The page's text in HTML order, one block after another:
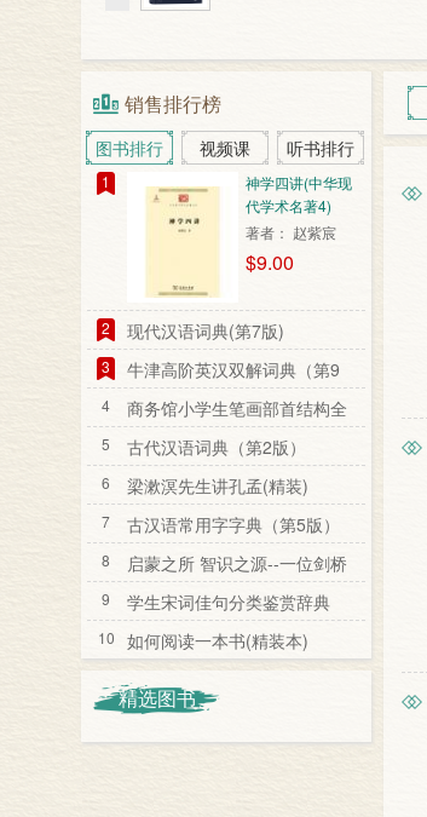
销售排行榜
图书排行 视频课 听书排行
1
神学四讲(中华现
代学术名著4)
著者： 赵紫宸
$9.00
2 现代汉语词典(第7版)
3
牛津高阶英汉双解词典（第9
版）
4
商务馆小学生笔画部首结构全
笔顺字典
5 古代汉语词典（第2版）
6 梁漱溟先生讲孔孟(精装)
7 古汉语常用字字典（第5版）
8
启蒙之所 智识之源--一位剑桥
教授看剑桥
9 学生宋词佳句分类鉴赏辞典
10 如何阅读一本书(精装本)
精选图书